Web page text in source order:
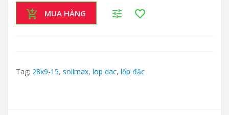
MUA HÀNG
Tag: 28x9-15, solimax, lop dac, lốp đặc